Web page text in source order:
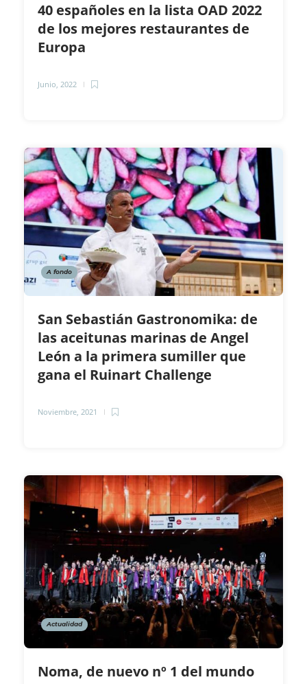
40 españoles en la lista OAD 2022
de los mejores restaurantes de
Europa
Junio, 2022
A fondo
San Sebastián Gastronomika: de
las aceitunas marinas de Angel
León a la primera sumiller que
gana el Ruinart Challenge
Noviembre, 2021
Actualidad
Noma, de nuevo nº 1 del mundo